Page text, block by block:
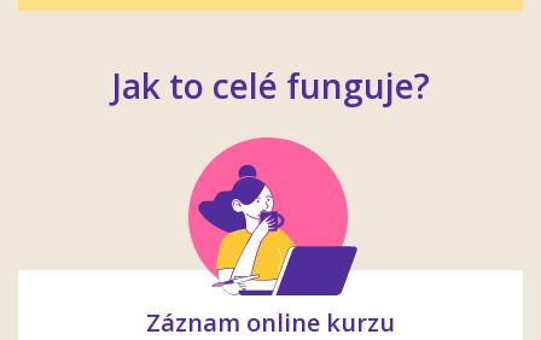
Jak to celé funguje?
Záznam online kurzu